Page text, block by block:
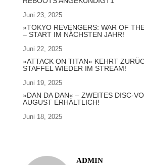
Juni 23, 2025
»TOKYO REVENGERS: WAR OF
– START IM NÄCHSTEN JAHR!
Juni 22, 2025
»ATTACK ON TITAN« KEHRT
STAFFEL WIEDER IM STREAM!
Juni 19, 2025
»DAN DA DAN« – ZWEITES DISC-
AUGUST ERHÄLTLICH!
Juni 18, 2025
ADMIN